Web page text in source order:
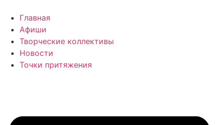
содержимому
Главная
Афиши
Творческие коллективы
Новости
Точки притяжения